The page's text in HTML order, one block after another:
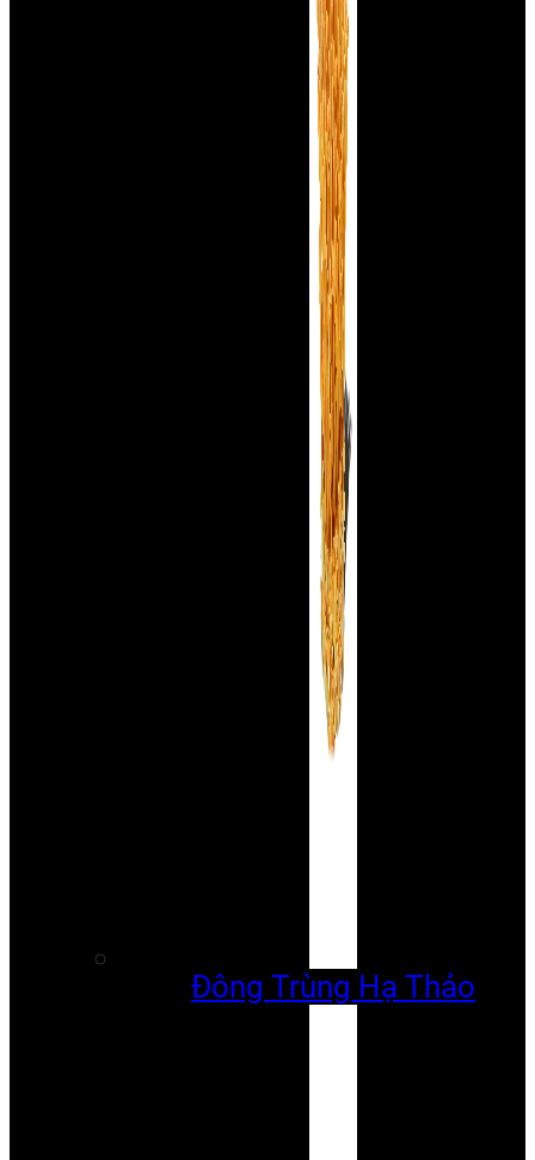
Đông Trùng Hạ Thảo